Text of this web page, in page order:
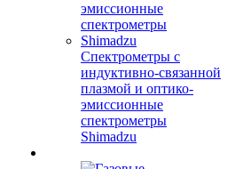
Спектрометры с
индуктивно-связанной
плазмой и оптико-
эмиссионные
спектрометры
Shimadzu